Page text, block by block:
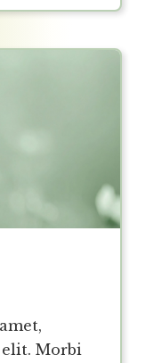
Morbi